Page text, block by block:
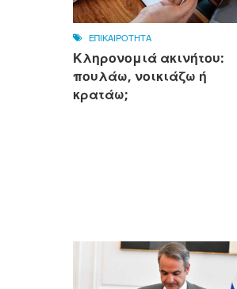
ΕΠΙΚΑΙΡΟΤΗΤΑ
Κληρονομιά ακινήτου:
πουλάω, νοικιάζω ή
κρατάω;